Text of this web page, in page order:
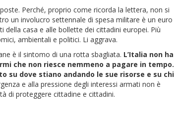
Perché, proprio come ricorda la lettera, non si
un involucro settennale di spesa militare è un euro
della casa e alle bollette dei cittadini europei. Più
ambientali e politici. Li aggrava.
è il sintomo di una rotta sbagliata. L’Italia non ha
che non riesce nemmeno a pagare in tempo.
su dove stiano andando le sue risorse e su chi
e alla pressione degli interessi armati non è
di proteggere cittadine e cittadini.